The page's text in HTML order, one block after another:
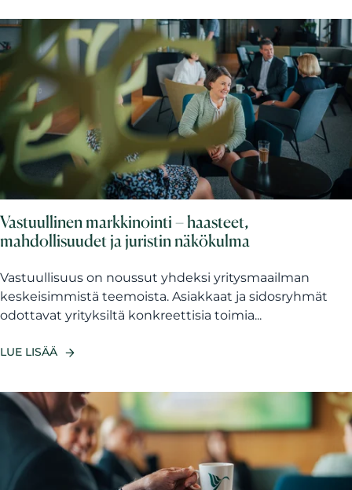
Vastuullinen markkinointi – haasteet,
mahdollisuudet ja juristin näkökulma
Vastuullisuus on noussut yhdeksi yritysmaailman
keskeisimmistä teemoista. Asiakkaat ja sidosryhmät
odottavat yrityksiltä konkreettisia toimia...
LUE LISÄÄ